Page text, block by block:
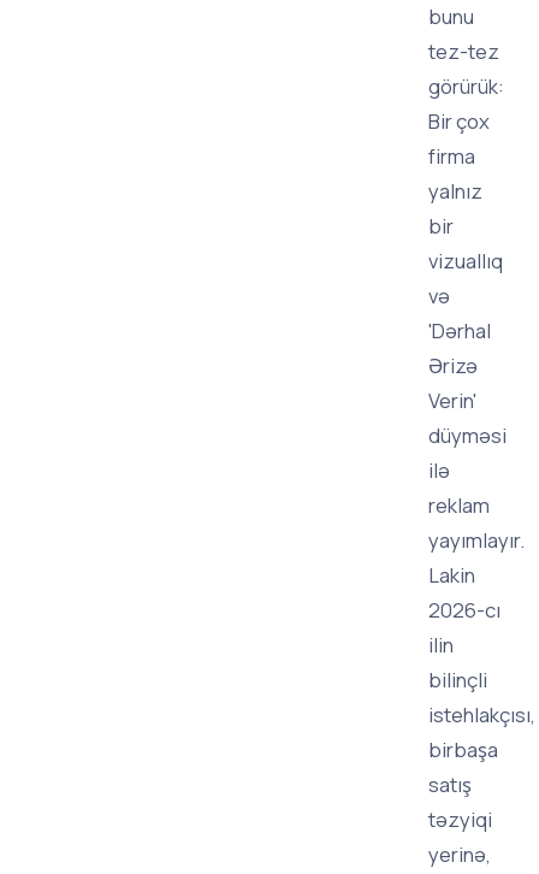
bunu
tez-tez
görürük:
Bir çox
firma
yalnız
bir
vizuallıq
və
'Dərhal
Ərizə
Verin'
düyməsi
ilə
reklam
yayımlayır.
Lakin
2026-cı
ilin
bilinçli
istehlakçısı,
birbaşa
satış
təzyiqi
yerinə,